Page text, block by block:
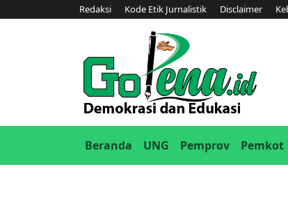
Redaksi Kode Etik Jurnalistik Disclaimer
Beranda (current)
UNG Pemprov Pemkot